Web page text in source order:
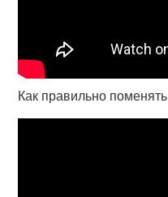
Как правильно